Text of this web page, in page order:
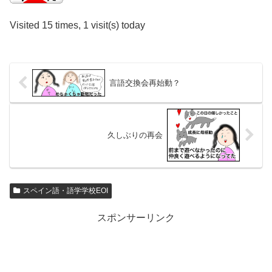
Visited 15 times, 1 visit(s) today
言語交換会再始動？
久しぶりの再会
スペイン語・語学学校EOI
スポンサーリンク